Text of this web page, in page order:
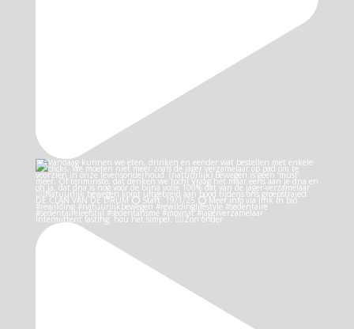
Intermittent fasting: hou het simpel: 👉🏻Zon onder